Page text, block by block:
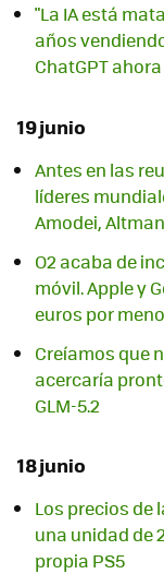
"La IA está
años
ChatGPT
19 junio
Antes en las
líderes
Amodei,
O2 acaba de
móvil. Apple y
euros por
Creíamos que
acercaría
GLM-5.2
18 junio
Los precios de
una unidad de
propia PS5